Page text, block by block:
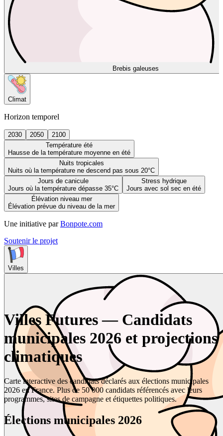
Brebis galeuses
Climat
Horizon temporel
2030 2050
2100
Température été
Hausse de la température moyenne en été
Nuits tropicales
Nuits où la température ne descend pas sous 20°C
Jours de canicule
Jours où la température dépasse 35°C
Stress hydrique
Jours avec sol sec en été
Élévation niveau mer
Élévation prévue du niveau de la mer
Une initiative par Bonpote.com
Soutenir le projet
Villes
Villes Futures — Candidats
municipales 2026 et projections
climatiques
Carte interactive des candidats déclarés aux élections municipales
2026 en France. Plus de 50 000 candidats référencés avec leurs
programmes, sites de campagne et étiquettes politiques.
Élections municipales 2026